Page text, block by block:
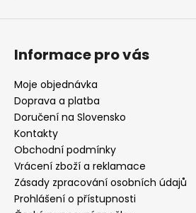
Informace pro vás
Moje objednávka
Doprava a platba
Doručení na Slovensko
Kontakty
Obchodní podmínky
Vrácení zboží a reklamace
Zásady zpracování osobních údajů
Prohlášení o přístupnosti